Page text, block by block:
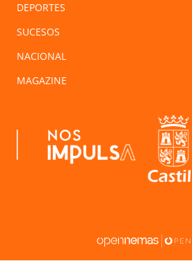
DEPORTES
SUCESOS
NACIONAL
MAGAZINE